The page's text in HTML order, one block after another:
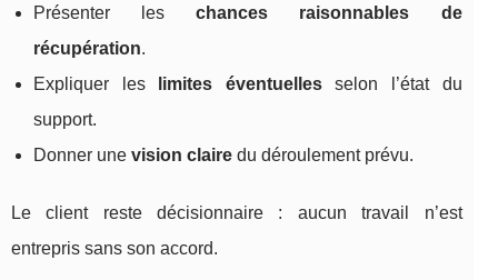
Présenter leschances raisonnables de
récupération.
Expliquer les
limites éventuellesselon l’état du
support.
Donner une vision claire du déroulement prévu.
Le client reste décisionnaire : aucun travail n’est
entrepris sans son accord.